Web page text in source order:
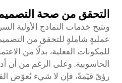
التحقق من صحة التصميم
وتتيح خدمات النماذج الأولية
عمليةٍ شاملةٍ للتحقق من
للمكونات الفعلية، بدلًا من
الحاسوبية. وعلى الرغم من أن
رؤىً قيّمةً، فإن لا شيء يُعوّض